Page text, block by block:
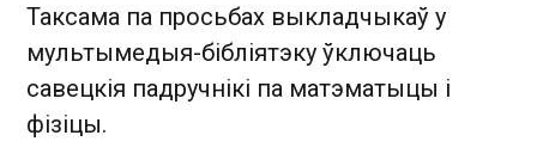
Таксама па просьбах выкладчыкаў у
мультымедыя-бібліятэку ўключаць
савецкія падручнікі па матэматыцы і
фізіцы.